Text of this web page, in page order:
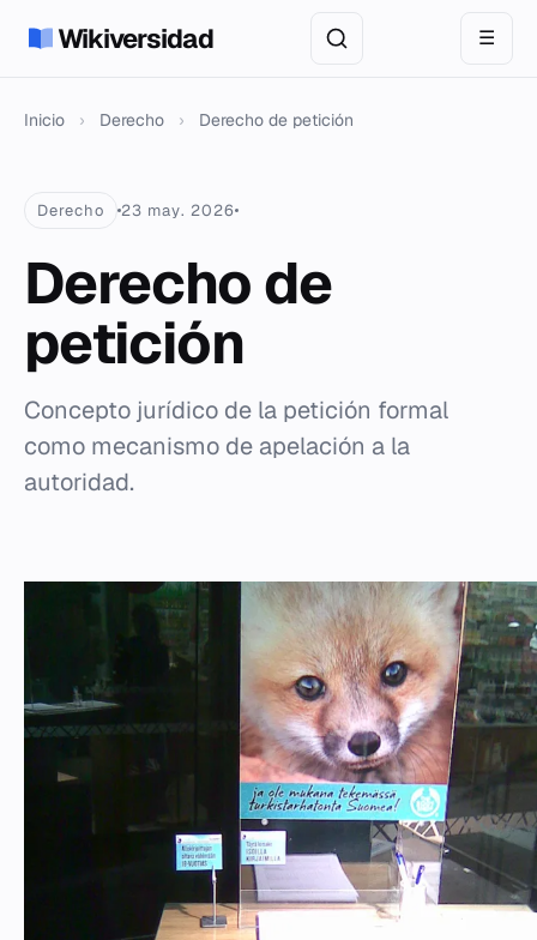
Wikiversidad ☰
Inicio › Derecho › Derecho de petición
Derecho 23 may. 2026
Derecho de
petición
Concepto jurídico de la petición formal
como mecanismo de apelación a la
autoridad.